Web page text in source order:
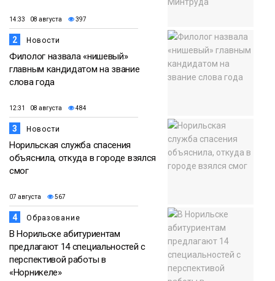
14:33 08 августа 397
2 Новости
Филолог назвала «нишевый»
главным кандидатом на звание
слова года
12:31 08 августа 484
3 Новости
Норильская служба спасения
объяснила, откуда в городе взялся
смог
07 августа 567
4 Образование
В Норильске абитуриентам
предлагают 14 специальностей с
перспективой работы в
«Норникеле»